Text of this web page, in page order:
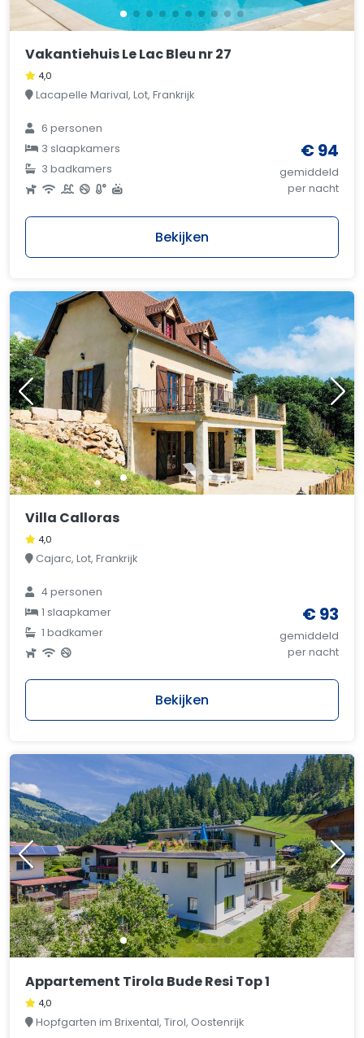
Vakantiehuis Le Lac Bleu nr 27
4,0
Lacapelle Marival, Lot, Frankrijk
6 personen
3 slaapkamers
3 badkamers
€ 94
gemiddeld
per nacht
Bekijken
Villa Calloras
4,0
Cajarc, Lot, Frankrijk
4 personen
1 slaapkamer
1 badkamer
€ 93
gemiddeld
per nacht
Bekijken
Appartement Tirola Bude Resi Top 1
4,0
Hopfgarten im Brixental, Tirol, Oostenrijk